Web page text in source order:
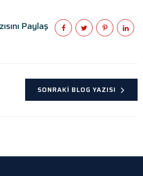
Paylaş
SONRAKI BLOG YAZISI